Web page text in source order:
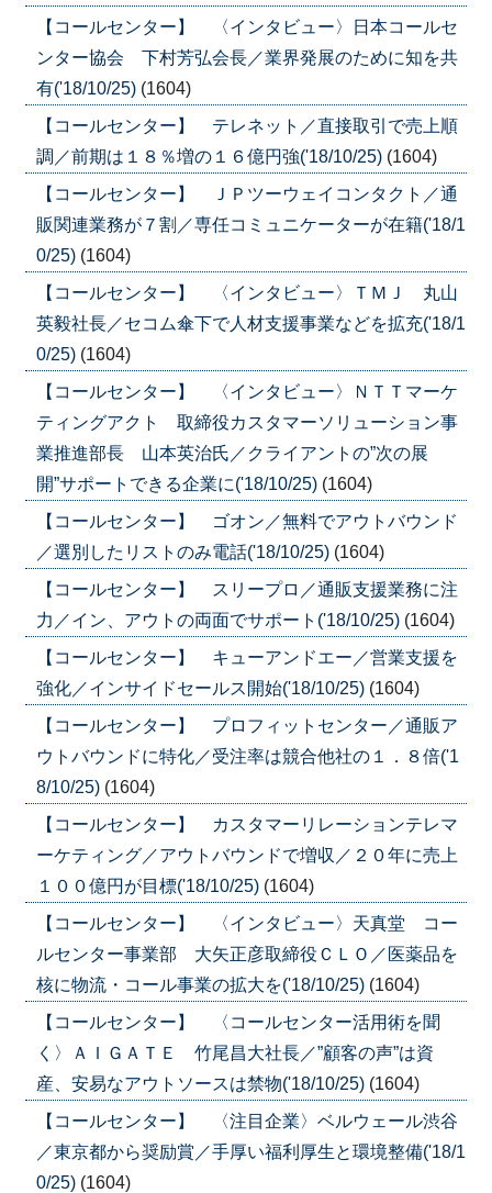
【コールセンター】 〈インタビュー〉日本コールセ
ンター協会 下村芳弘会長／業界発展のために知を共
有('18/10/25) (1604)
【コールセンター】 テレネット／直接取引で売上順
調／前期は１８％増の１６億円強('18/10/25) (1604)
【コールセンター】 ＪＰツーウェイコンタクト／通
販関連業務が７割／専任コミュニケーターが在籍('18/1
0/25) (1604)
【コールセンター】 〈インタビュー〉ＴＭＪ 丸山
英毅社長／セコム傘下で人材支援事業などを拡充('18/1
0/25) (1604)
【コールセンター】 〈インタビュー〉ＮＴＴマーケ
ティングアクト 取締役カスタマーソリューション事
業推進部長 山本英治氏／クライアントの”次の展
開”サポートできる企業に('18/10/25) (1604)
【コールセンター】 ゴオン／無料でアウトバウンド
／選別したリストのみ電話('18/10/25) (1604)
【コールセンター】 スリープロ／通販支援業務に注
力／イン、アウトの両面でサポート('18/10/25) (1604)
【コールセンター】 キューアンドエー／営業支援を
強化／インサイドセールス開始('18/10/25) (1604)
【コールセンター】 プロフィットセンター／通販ア
ウトバウンドに特化／受注率は競合他社の１．８倍('1
8/10/25) (1604)
【コールセンター】 カスタマーリレーションテレマ
ーケティング／アウトバウンドで増収／２０年に売上
１００億円が目標('18/10/25) (1604)
【コールセンター】 〈インタビュー〉天真堂 コー
ルセンター事業部 大矢正彦取締役ＣＬＯ／医薬品を
核に物流・コール事業の拡大を('18/10/25) (1604)
【コールセンター】 〈コールセンター活用術を聞
く〉ＡＩＧＡＴＥ 竹尾昌大社長／”顧客の声”は資
産、安易なアウトソースは禁物('18/10/25) (1604)
【コールセンター】 〈注目企業〉ベルウェール渋谷
／東京都から奨励賞／手厚い福利厚生と環境整備('18/1
0/25) (1604)